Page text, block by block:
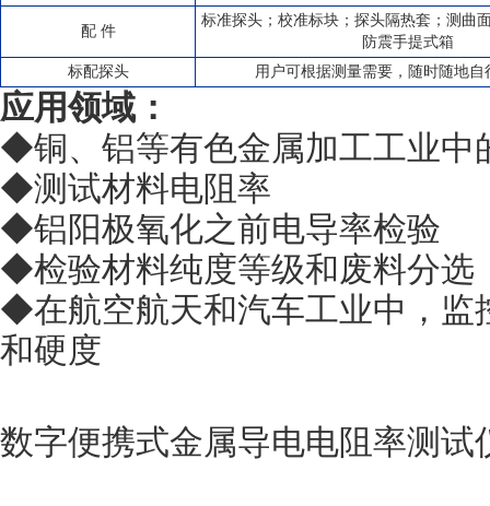
配 件
标准探头；校准标块；探头隔热套；测曲
防震手提式箱
标配探头
用户可根据测量需要，随时随地自
应用领域：
◆铜、铝等有色金属加工工业中
◆测试材料电阻率
◆铝阳极氧化之前电导率检验
◆检验材料纯度等级和废料分选
◆在航空航天和汽车工业中，监
和硬度
数字便携式金属导电电阻率测试